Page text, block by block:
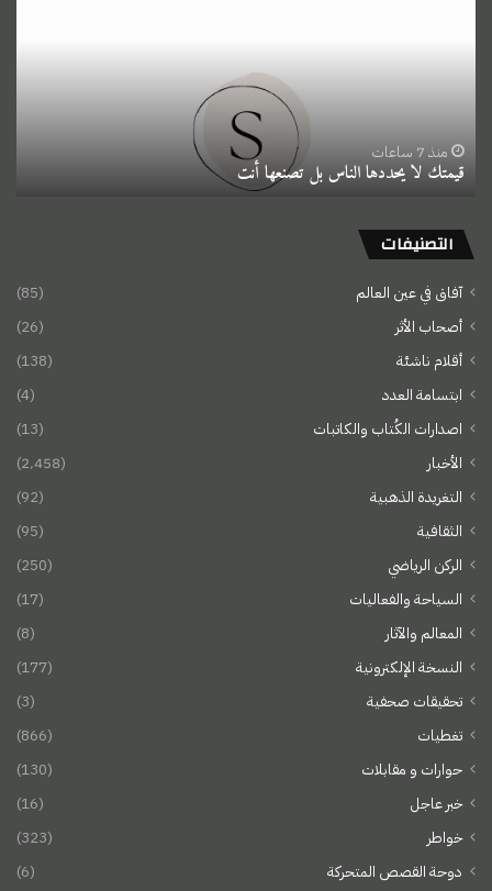
منذ 7 ساعات
قيمتك لا يحددها الناس بل تصنعها أنت
التصنيفات
آفاق في عين العالم
(85)
أصحاب الأثر
(26)
أقلام ناشئة
(138)
ابتسامة العدد
(4)
اصدارات الكُتاب والكاتبات
(13)
الأخبار
(2٬458)
التغريدة الذهبية
(92)
الثقافية
(95)
الركن الرياضي
(250)
السياحة والفعاليات
(17)
المعالم والآثار
(8)
النسخة الإلكترونية
(177)
تحقيقات صحفية
(3)
تغطيات
(866)
حوارات و مقابلات
(130)
خبر عاجل
(16)
خواطر
(323)
دوحة القصص المتحركة
(6)